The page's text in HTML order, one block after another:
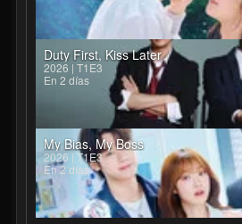
Duty First, Kiss Later
2026 | T1E3
En 2 días
My Bias, My Boss
2026 | T1E3
En 2 días